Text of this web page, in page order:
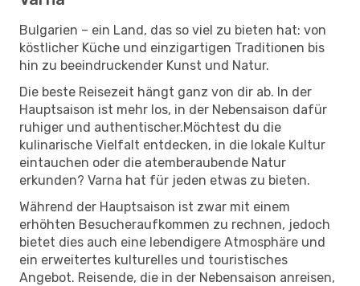
Bulgarien – ein Land, das so viel zu bieten hat: von
köstlicher Küche und einzigartigen Traditionen bis
hin zu beeindruckender Kunst und Natur.
Die beste Reisezeit hängt ganz von dir ab. In der
Hauptsaison ist mehr los, in der Nebensaison dafür
ruhiger und authentischer.Möchtest du die
kulinarische Vielfalt entdecken, in die lokale Kultur
eintauchen oder die atemberaubende Natur
erkunden? Varna hat für jeden etwas zu bieten.
Während der Hauptsaison ist zwar mit einem
erhöhten Besucheraufkommen zu rechnen, jedoch
bietet dies auch eine lebendigere Atmosphäre und
ein erweitertes kulturelles und touristisches
Angebot. Reisende, die in der Nebensaison anreisen,